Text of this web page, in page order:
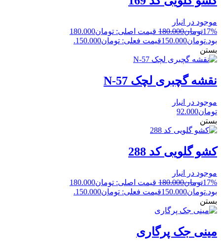
موجود در انبار
17%تومان180.000
قیمت اصلی: تومان180.000
بود.تومان150.000قیمت فعلی: تومان150.000.
بستن
نقشه گچبری لچک N-57
موجود در انبار
تومان92.000
بستن
کشو گلویی کد 288
موجود در انبار
17%تومان180.000
قیمت اصلی: تومان180.000
بود.تومان150.000قیمت فعلی: تومان150.000.
بستن
مینی جک پرگاری